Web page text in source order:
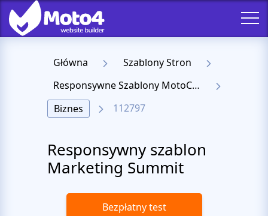
Główna
Szablony Stron
Responsywne Szablony MotoCMS 3
Biznes
112797
Responsywny szablon
Marketing Summit
Bezpłatny test